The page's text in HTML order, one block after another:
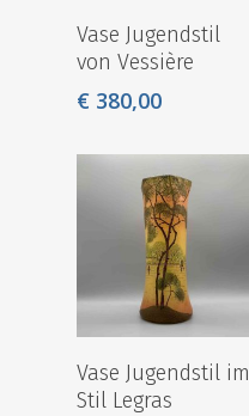
Vase Jugendstil
von Vessière
€ 380,00
Vase Jugendstil im
Stil Legras